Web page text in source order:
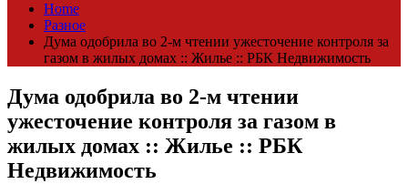
Home
Разное
Дума одобрила во 2-м чтении ужесточение контроля за
газом в жилых домах :: Жилье :: РБК Недвижимость
Дума одобрила во 2-м чтении
ужесточение контроля за газом в
жилых домах :: Жилье :: РБК
Недвижимость